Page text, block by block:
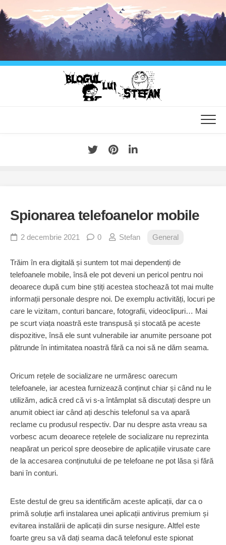
to
content
Spionarea telefoanelor mobile
2 decembrie 2021 0 Stefan General
Trăim în era digitală și suntem tot mai dependenți de
telefoanele mobile, însă ele pot deveni un pericol pentru noi
deoarece după cum bine știți acestea stochează tot mai multe
informații personale despre noi. De exemplu activități, locuri pe
care le vizitam, conturi bancare, fotografii, videoclipuri… Mai
pe scurt viața noastră este transpusă și stocată pe aceste
dispozitive, însă ele sunt vulnerabile iar anumite persoane pot
pătrunde în intimitatea noastră fără ca noi să ne dăm seama.
Oricum rețele de socializare ne urmăresc oarecum
telefoanele, iar acestea furnizează conținut chiar și când nu le
utilizăm, adică cred că vi s-a întâmplat să discutați despre un
anumit obiect iar când ați deschis telefonul sa va apară
reclame cu produsul respectiv. Dar nu despre asta vreau sa
vorbesc acum deoarece rețelele de socializare nu reprezinta
neapărat un pericol spre deosebire de aplicațiile virusate care
de la accesarea conținutului de pe telefoane ne pot lăsa și fără
bani în conturi.
Este destul de greu sa identificăm aceste aplicații, dar ca o
primă soluție arfi instalarea unei aplicații antivirus premium și
evitarea instalării de aplicații din surse nesigure. Altfel este
foarte greu sa vă dați seama dacă telefonul este spionat